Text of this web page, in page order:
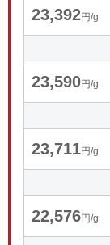
23,392円/g
23,590円/g
23,711円/g
22,576円/g